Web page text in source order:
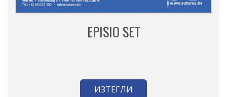
EPISIO SET
ИЗТЕГЛИ